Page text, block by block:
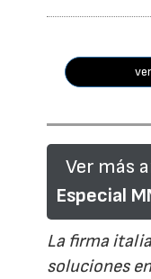
Ver más
Especial
La firma
soluciones